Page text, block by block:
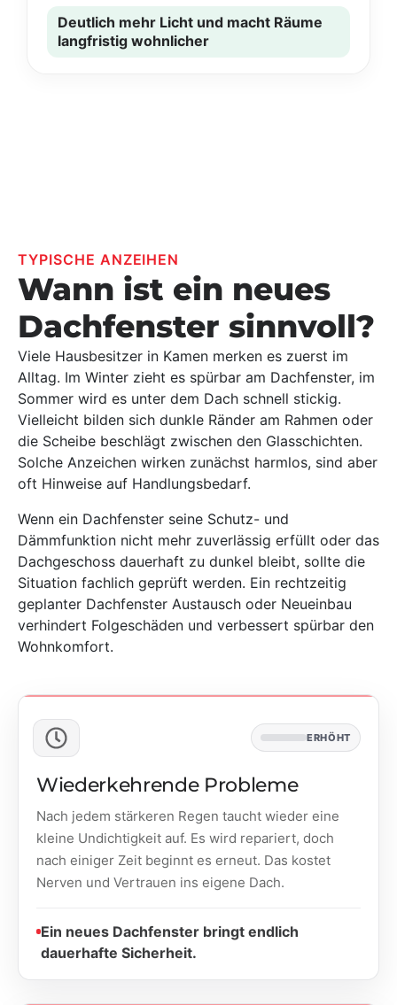
Deutlich mehr Licht und macht Räume
langfristig wohnlicher
TYPISCHE ANZEIHEN
Wann ist ein neues
Dachfenster sinnvoll?
Viele Hausbesitzer in Kamen merken es zuerst im
Alltag. Im Winter zieht es spürbar am Dachfenster, im
Sommer wird es unter dem Dach schnell stickig.
Vielleicht bilden sich dunkle Ränder am Rahmen oder
die Scheibe beschlägt zwischen den Glasschichten.
Solche Anzeichen wirken zunächst harmlos, sind aber
oft Hinweise auf Handlungsbedarf.
Wenn ein Dachfenster seine Schutz- und
Dämmfunktion nicht mehr zuverlässig erfüllt oder das
Dachgeschoss dauerhaft zu dunkel bleibt, sollte die
Situation fachlich geprüft werden. Ein rechtzeitig
geplanter Dachfenster Austausch oder Neueinbau
verhindert Folgeschäden und verbessert spürbar den
Wohnkomfort.
ERHÖHT
Wiederkehrende Probleme
Nach jedem stärkeren Regen taucht wieder eine
kleine Undichtigkeit auf. Es wird repariert, doch
nach einiger Zeit beginnt es erneut. Das kostet
Nerven und Vertrauen ins eigene Dach.
Ein neues Dachfenster bringt endlich
dauerhafte Sicherheit.